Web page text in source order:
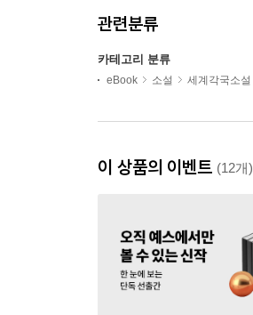
관련분류
카테고리 분류
eBook 소설 세계각국소설
이 상품의 이벤트 (12개)